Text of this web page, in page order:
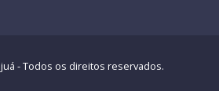
- Todos os direitos reservados.